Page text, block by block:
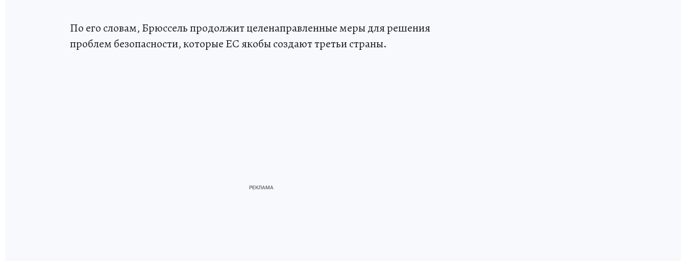
По его словам, Брюссель продолжит целенаправленные меры для решения
проблем безопасности, которые ЕС якобы создают третьи страны.